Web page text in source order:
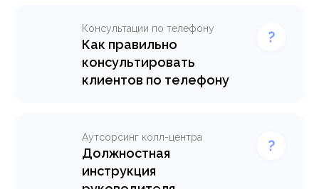
Консультации по телефону
Как правильно
консультировать
клиентов по телефону
Аутсорсинг колл-центра
Должностная
инструкция